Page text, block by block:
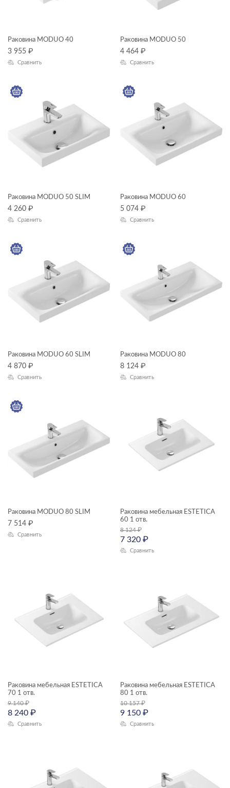
ЦВЕТ
прямоугольная
ассиметричная
КОЛЛЕКЦИЯ
CAMEO
CARINA
COLOUR
MODUO SLIM
CALLA
GEOMETRY
МАТЕРИАЛ
Раковина MODUO 40
3 955 ₽
Сравнить
Раковина MODUO 50
4 464 ₽
Сравнить
Раковина MODUO 50 SLIM
4 260 ₽
Сравнить
Раковина MODUO 60
5 074 ₽
Сравнить
Раковина MODUO 60 SLIM
4 870 ₽
Сравнить
Раковина MODUO 80
8 124 ₽
Сравнить
Раковина MODUO 80 SLIM
7 514 ₽
Сравнить
Раковина мебельная ESTETICA
60 1 отв.
8 124₽
7 320 ₽
Сравнить
Раковина мебельная ESTETICA
70 1 отв.
9 140₽
8 240 ₽
Сравнить
Раковина мебельная ESTETICA
80 1 отв.
10 157₽
9 150 ₽
Сравнить